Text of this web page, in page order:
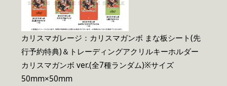
カリスマガレージ：カリスマガンボ まな板シート(先
行予約特典)＆トレーディングアクリルキーホルダー
カリスマガンボ ver.(全7種ランダム)※サイズ
50mm×50mm​